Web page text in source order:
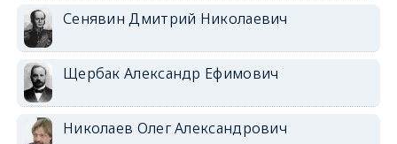
Сенявин Дмитрий Николаевич
Щербак Александр Ефимович
Николаев Олег Александрович